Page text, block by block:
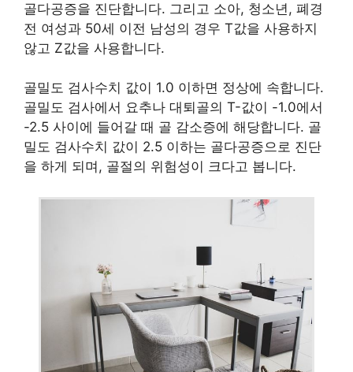
같은 연령대의 골밀도 평균치와의 차이를 의미. 폐
경 이후의 여성과 50세 이상의 남성은 T 값에 따라
골다공증을 진단합니다. 그리고 소아, 청소년, 폐경
않고 Z값을 사용합니다.
골밀도 검사수치 값이 1.0 이하면 정상에 속합니다.
골밀도 검사에서 요추나 대퇴골의 T-값이 -1.0에서
-2.5 사이에 들어갈 때 골 감소증에 해당합니다. 골
을 하게 되며, 골절의 위험성이 크다고 봅니다.